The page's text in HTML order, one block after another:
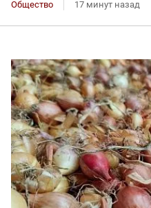
Общество 17 минут назад